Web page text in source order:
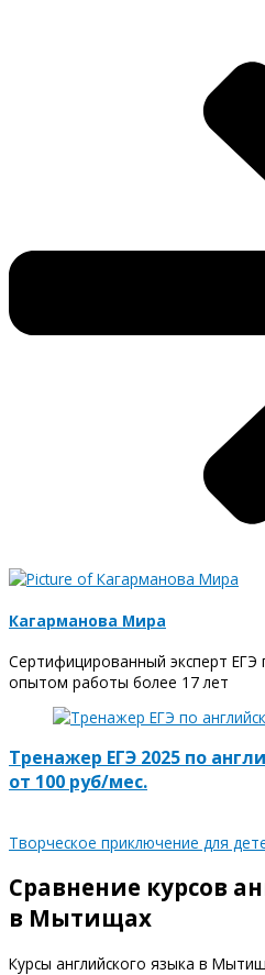
Кагарманова Мира
Сертифицированный эксперт ЕГЭ
опытом работы более 17 лет
Тренажер ЕГЭ 2025 по
от 100 руб/мес.
Творческое приключение для
Сравнение курсов
в Мытищах
Курсы английского языка в